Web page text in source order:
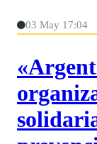
03 May 17:04